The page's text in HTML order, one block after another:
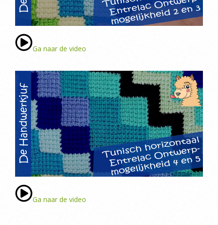
Ga naar de video
Ga naar de video